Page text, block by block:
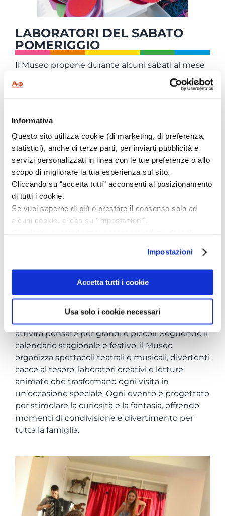
Informativa
Questo sito utilizza cookie (di marketing, di preferenza,
statistici), anche di terze parti, per inviarti pubblicità e
servizi personalizzati in linea con le tue preferenze o allo
scopo di migliorare la tua esperienza sul sito.
Cliccando su “accetta tutti” acconsenti al posizionamento
di tutti i cookie.
Se vuoi saperne di più o prestare il consenso solo ad
alcuni cookie, clicca su "impostazioni".
Privacy policy
Impostazioni
Accetta tutti i cookie
Usa solo i cookie necessari
LABORATORI DEL SABATO
POMERIGGIO
Il Museo propone durante alcuni sabati al mese
appuntamenti speciali dove i bambini e le loro
famiglie possono divertirsi con laboratori creativi
hanno un costo di 5 euro a bambino. Barda
cavallo, al galoppo, c’era un cavallo bianco e tanti
altri laboratori saranno i protagonisti dei sabati
dei vostri bambini.
I laboratori, pensati come un momento di
collaborazione familiare, sono un’occasione
unica per mamme e papà di creare insieme ai
propri figli un personale ricordo legato al Museo.
EVENTI SPECIALI
Al Museo del Cavallo Giocattolo, le famiglie
possono vivere un’esperienza unica e
coinvolgente grazie a un ricco programma di
attività pensate per grandi e piccoli. Seguendo il
calendario stagionale e festivo, il Museo
organizza spettacoli teatrali e musicali, divertenti
cacce al tesoro, laboratori creativi e letture
animate che trasformano ogni visita in
un’occasione speciale. Ogni evento è progettato
per stimolare la curiosità e la fantasia, offrendo
momenti di condivisione e divertimento per
tutta la famiglia.